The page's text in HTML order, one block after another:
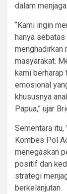
dalam
“Kami ingin
hanya sebatas
menghadirkan
masyarakat.
kami berharap
emosional
khususnya
Papua,” ujar
Sementara itu,
Kombes Pol
menegaskan
positif dan
strategi
berkelanjutan.